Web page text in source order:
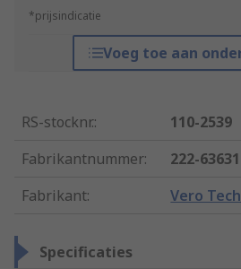
*prijsindicatie
Voeg toe aan
RS-stocknr.:
110-2539
Fabrikantnummer:
222-63631
Fabrikant: Vero
Specificaties